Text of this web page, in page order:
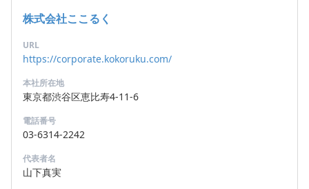
株式会社ここるく
URL
https://corporate.kokoruku.com/
本社所在地
東京都渋谷区恵比寿4-11-6
電話番号
03-6314-2242
代表者名
山下真実